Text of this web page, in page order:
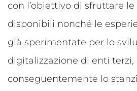
con l’obiettivo di sfruttare
disponibili nonché le
già sperimentate per lo
digitalizzazione di enti terzi,
conseguentemente lo